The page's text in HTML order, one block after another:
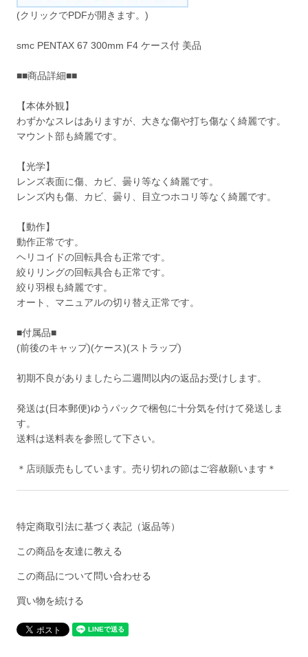
(クリックでPDFが開きます。)
smc PENTAX 67 300mm F4 ケース付 美品
■■商品詳細■■
【本体外観】
わずかなスレはありますが、大きな傷や打ち傷なく綺麗です。
マウント部も綺麗です。
【光学】
レンズ表面に傷、カビ、曇り等なく綺麗です。
レンズ内も傷、カビ、曇り、目立つホコリ等なく綺麗です。
【動作】
動作正常です。
ヘリコイドの回転具合も正常です。
絞りリングの回転具合も正常です。
絞り羽根も綺麗です。
オート、マニュアルの切り替え正常です。
■付属品■
(前後のキャップ)(ケース)(ストラップ)
初期不良がありましたら二週間以内の返品お受けします。
発送は(日本郵便)ゆうパックで梱包に十分気を付けて発送しま
す。
送料は送料表を参照して下さい。
＊店頭販売もしています。売り切れの節はご容赦願います＊
特定商取引法に基づく表記（返品等）
この商品を友達に教える
この商品について問い合わせる
買い物を続ける